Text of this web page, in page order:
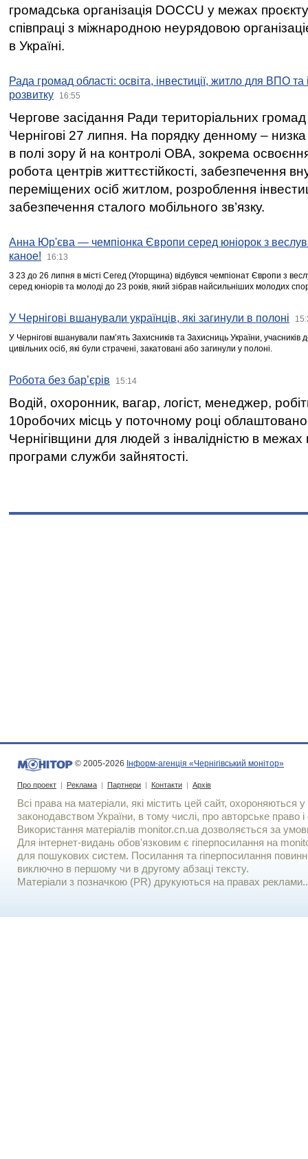
громадська організація DOCCU у межах
співпраці з міжнародною неурядовою
в Україні.
Рада громад області: освіта, інвестиції, житло для ВПО
розвитку
16:55
Чергове засідання Ради територіальних громад
Чернігові 27 липня. На порядку денному –
в полі зору й на контролі ОВА, зокрема освоєння
робота центрів життєстійкості, забезпечення
переміщених осіб житлом, розроблення
забезпечення сталого мобільного зв’язку.
Анна Юр'єва — чемпіонка Європи серед юніорок з
каное!
16:13
З 23 до 26 липня в місті Сегед (Угорщина) відбувся чемпіонат Європи з
серед юніорів та молоді до 23 років, який зібрав найсильніших молодих
У Чернігові вшанували українців, які загинули в полоні
У Чернігові вшанували пам’ять Захисників та Захисниць України,
цивільних осіб, які були страчені, закатовані або загинули у полоні.
Робота без бар’єрів 15:14
Водій, охоронник, вагар, логіст, менеджер,
10робочих місць у поточному році
Чернігівщини для людей з інвалідністю в межах
програми служби зайнятості.
© 2005-2026 Інформ-агенція «Чернігівський монітор»
Про проект | Реклама | Партнери | Контакти | Архів
Всі права на матеріали, які містить цей сайт, охороняються у
законодавством України, в тому числі, про авторське право і
Використання матерiалiв monitor.cn.ua дозволяється за
Для iнтернет-видань обов'язковим є гiперпосилання на
для пошукових систем. Посилання та гіперпосилання
виключно в першому чи в другому абзаці тексту.
Матеріали з позначкою (PR) друкуються на правах реклами..